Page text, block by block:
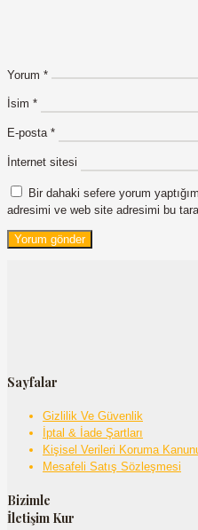
Yorum *
İsim *
E-posta *
İnternet sitesi
Bir dahaki sefere yorum
adresimi ve web site adresimi bu
Sayfalar
Gizlilik Ve Güvenlik
İptal & İade Şartları
Kişisel Verileri Koruma
Mesafeli Satış Sözleşmesi
Bizimle
İletişim Kur